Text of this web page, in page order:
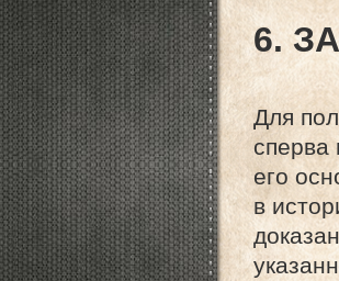
6.
Для
его
в